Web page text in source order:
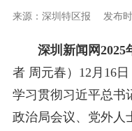
来源：深圳特区报 发布
深圳新闻网2025
者 周元春）12月16
学习贯彻习近平总书
政治局会议、党外人